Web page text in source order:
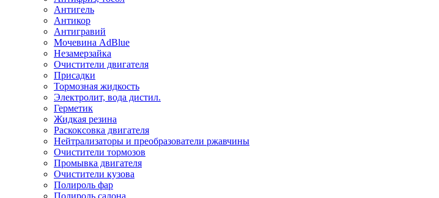
Антигель
Антикор
Антигравий
Мочевина AdBlue
Незамерзайка
Очистители двигателя
Присадки
Тормозная жидкость
Электролит, вода дистил.
Герметик
Жидкая резина
Раскоксовка двигателя
Нейтрализаторы и преобразователи ржавчины
Очистители тормозов
Промывка двигателя
Очистители кузова
Полироль фар
Полироль салона